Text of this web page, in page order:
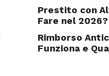
Prestito con
Fare nel 2026?
Rimborso
Funziona e